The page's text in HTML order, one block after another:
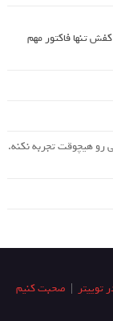
تنها فاکتور مهم
رو هیچوقت تجربه نکنه.
توییتر | صحبت کنیم